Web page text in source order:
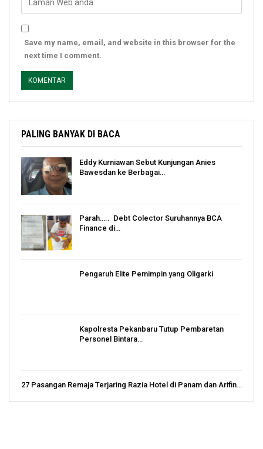
Save my name, email, and website in this browser for the
next time I comment.
PALING BANYAK DI BACA
Eddy Kurniawan Sebut Kunjungan Anies
Bawesdan ke Berbagai…
Parah….. Debt Colector Suruhannya BCA
Finance di…
Pengaruh Elite Pemimpin yang Oligarki
Kapolresta Pekanbaru Tutup Pembaretan
Personel Bintara…
27 Pasangan Remaja Terjaring Razia Hotel di Panam dan Arifin…